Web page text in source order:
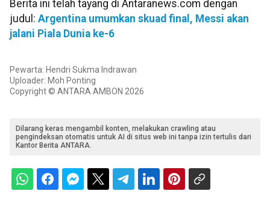
Berita ini telah tayang di Antaranews.com dengan
judul: Argentina umumkan skuad final, Messi akan
jalani Piala Dunia ke-6
Pewarta: Hendri Sukma Indrawan
Uploader: Moh Ponting
Copyright © ANTARA AMBON 2026
Dilarang keras mengambil konten, melakukan crawling atau
pengindeksan otomatis untuk AI di situs web ini tanpa izin tertulis dari
Kantor Berita ANTARA.